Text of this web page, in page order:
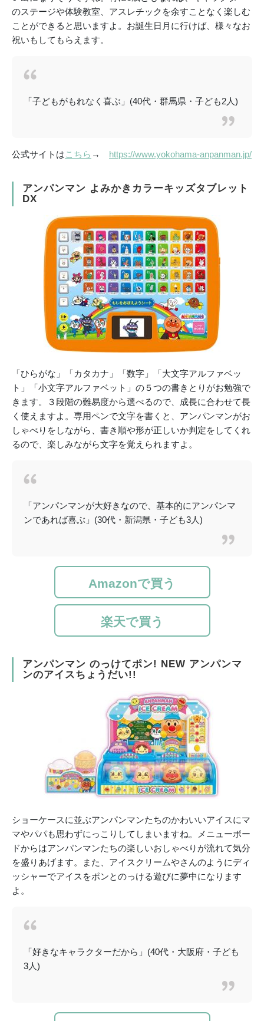
のステージや体験教室、アスレチックを余すことなく楽しむ
ことができると思いますよ。お誕生日月に行けば、様々なお
祝いもしてもらえます。
「子どもがもれなく喜ぶ」(40代・群馬県・子ども2人)
公式サイトはこちら → https://www.yokohama-anpanman.jp/
アンパンマン よみかきカラーキッズタブレット
DX
「ひらがな」「カタカナ」「数字」「大文字アルファベッ
ト」「小文字アルファベット」の５つの書きとりがお勉強で
きます。３段階の難易度から選べるので、成長に合わせて長
く使えますよ。専用ペンで文字を書くと、アンパンマンがお
しゃべりをしながら、書き順や形が正しいか判定をしてくれ
るので、楽しみながら文字を覚えられますよ。
「アンパンマンが大好きなので、基本的にアンパンマ
ンであれば喜ぶ」(30代・新潟県・子ども3人)
Amazonで買う
楽天で買う
アンパンマン のっけてポン! NEW アンパンマ
ンのアイスちょうだい!!
ショーケースに並ぶアンパンマンたちのかわいいアイスにマ
マやパパも思わずにっこりしてしまいますね。メニューボー
ドからはアンパンマンたちの楽しいおしゃべりが流れて気分
を盛りあげます。また、アイスクリームやさんのようにディ
ッシャーでアイスをポンとのっける遊びに夢中になります
よ。
「好きなキャラクターだから」(40代・大阪府・子ども
3人)